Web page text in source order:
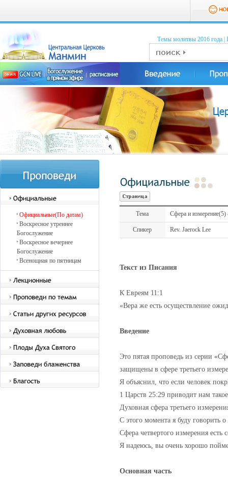
Темы молитвы 2016 годa
Официальные(По датам)
Воскресное утреннее
Богослужение
Воскресное вечернее
Богослужение
Всенощная по пятницам
Тема Сфера и измерение(5)
Спикер Rev. Jaerock Lee
Текст из Писания
К Евреям 11:1
«Вера же есть осуществление
Введение
Это пятая проповедь из серии
защищены в сфере третьего
Я объяснил, что если человек
1 Царств 25:29 приводит нам
Духовная сфера третьего
С этого момента я буду говорить
Сфера четвертого измерения есть
Я надеюсь, вы очень хорошо
Основная часть